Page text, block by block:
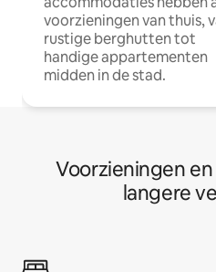
voorzieningen van thuis,
rustige berghutten tot
handige appartementen
midden in de stad.
Voorzieningen
langere